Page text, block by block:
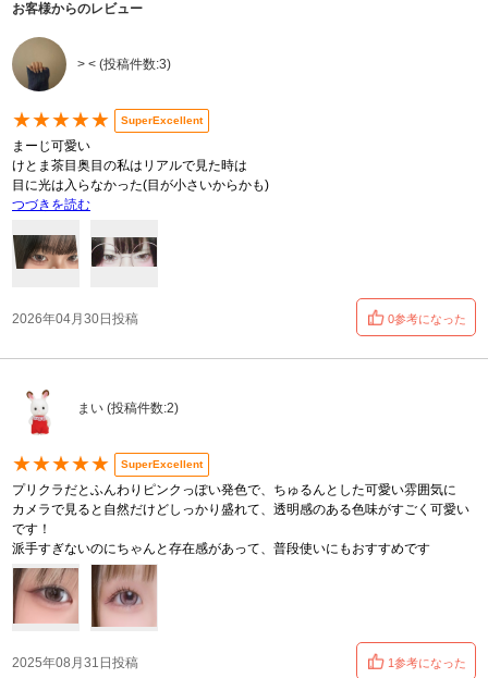
お客様からのレビュー
> < (投稿件数:3)
★★★★★ SuperExcellent
まーじ可愛い
けとま茶目奥目の私はリアルで見た時は
目に光は入らなかった(目が小さいからかも)
つづきを読む
2026年04月30日投稿 0参考になった
まい (投稿件数:2)
★★★★★ SuperExcellent
プリクラだとふんわりピンクっぽい発色で、ちゅるんとした可愛い雰囲気に
カメラで見ると自然だけどしっかり盛れて、透明感のある色味がすごく可愛い
です！
派手すぎないのにちゃんと存在感があって、普段使いにもおすすめです
2025年08月31日投稿 1参考になった